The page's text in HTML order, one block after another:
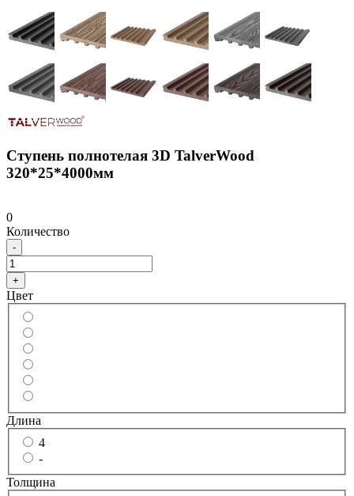
Ступень полнотелая 3D TalverWood
320*25*4000мм
0
Количество
-
+
Цвет
Длина
4
-
Толщина